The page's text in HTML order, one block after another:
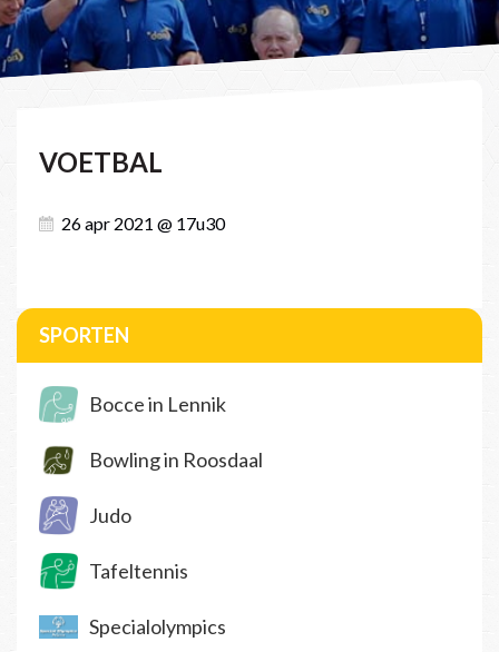
VOETBAL
26 apr 2021 @ 17u30
SPORTEN
Bocce in Lennik
Bowling in Roosdaal
Judo
Tafeltennis
Specialolympics